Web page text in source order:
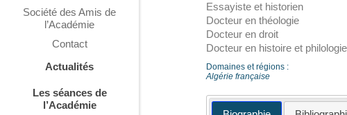
Société des Amis de
l’Académie
Contact
Actualités
Les séances de
l’Académie
Essayiste et historien
Docteur en théologie
Docteur en droit
Docteur en histoire et philologie
Domaines et régions :
Algérie française